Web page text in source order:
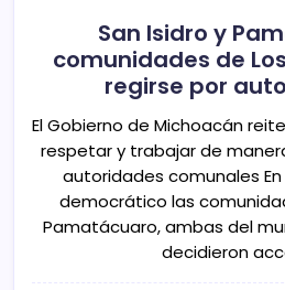
San Isidro y
comunidades de
regirse por
El Gobierno de Michoacán
respetar y trabajar de
autoridades comunales
democrático las
Pamatácuaro, ambas del
decidieron